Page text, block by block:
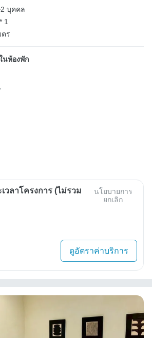
บุคคล
1
ตร
นห้องพัก
วลาโครงการ (ไม่รวม
นโยบายการ
ยกเลิก
ดูอัตราค่าบริการ